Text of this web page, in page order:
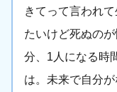
きてって言われ
たいけど死ぬの
分、1人になる時
は。未来で自分